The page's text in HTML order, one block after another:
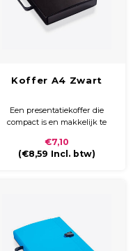
Koffer A4 Zwart
Een presentatiekoffer die
compact is en makkelijk te
karton met handvat en zwart
kunststoffen clip sluiting.
€7,10
(€8,59 Incl. btw)